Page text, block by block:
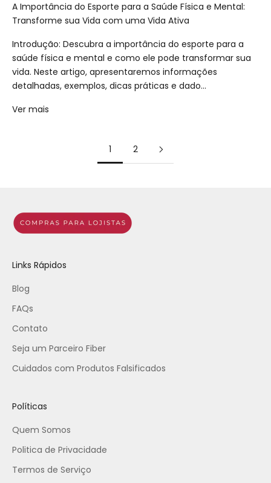
A Importância do Esporte para a Saúde Física e Mental:
Transforme sua Vida com uma Vida Ativa
Introdução: Descubra a importância do esporte para a
saúde física e mental e como ele pode transformar sua
vida. Neste artigo, apresentaremos informações
detalhadas, exemplos, dicas práticas e dado...
Ver mais
1 2
Links Rápidos
Blog
FAQs
Contato
Seja um Parceiro Fiber
Cuidados com Produtos Falsificados
Políticas
Quem Somos
Politica de Privacidade
Termos de Serviço